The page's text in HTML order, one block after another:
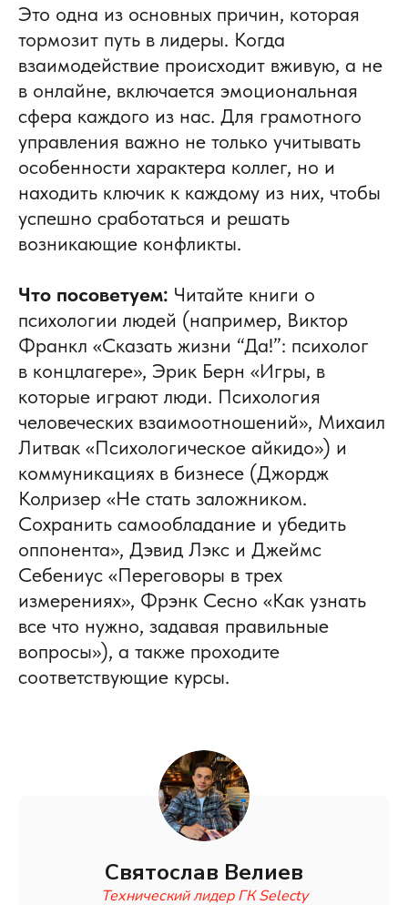
Это одна из основных причин, которая
тормозит путь в лидеры. Когда
взаимодействие происходит вживую, а не
в онлайне, включается эмоциональная
сфера каждого из нас. Для грамотного
управления важно не только учитывать
особенности характера коллег, но и
находить ключик к каждому из них, чтобы
успешно сработаться и решать
возникающие конфликты.
Что посоветуем: Читайте книги о
психологии людей (например, Виктор
Франкл «Сказать жизни “Да!”: психолог
в концлагере», Эрик Берн «Игры, в
которые играют люди. Психология
человеческих взаимоотношений», Михаил
Литвак «Психологическое айкидо») и
коммуникациях в бизнесе (Джордж
Колризер «Не стать заложником.
Сохранить самообладание и убедить
оппонента», Дэвид Лэкс и Джеймс
Себениус «Переговоры в трех
измерениях», Фрэнк Сесно «Как узнать
все что нужно, задавая правильные
вопросы»), а также проходите
соответствующие курсы.
Святослав Велиев
Технический лидер ГК Selecty